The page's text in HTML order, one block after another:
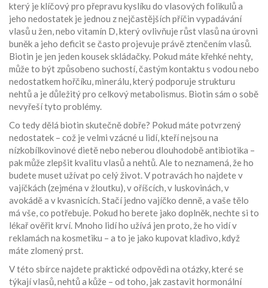
který je klíčový pro přepravu kyslíku do vlasových folikulů a
jeho nedostatek je jednou z nejčastějších příčin vypadávání
vlasů u žen, nebo vitamín D,který ovlivňuje růst vlasů na úrovni
buněk a jeho deficit se často projevuje právě ztenčením vlasů.
Biotin je jen jeden kousek skládačky. Pokud máte křehké nehty,
může to být způsobeno suchostí, častým kontaktu s vodou nebo
nedostatkem hořčíku,minerálu, který podporuje strukturu
nehtů a je důležitý pro celkový metabolismus. Biotin sám o sobě
nevyřeší tyto problémy.
Co tedy dělá biotin skutečně dobře? Pokud máte potvrzený
nedostatek – což je velmi vzácné u lidí, kteří nejsou na
nízkobílkovinové dietě nebo neberou dlouhodobě antibiotika –
pak může zlepšit kvalitu vlasů a nehtů. Ale to neznamená, že ho
budete muset užívat po celý život. V potravách ho najdete v
vajíčkách (zejména v žloutku), v oříšcích, v luskovinách, v
avokádě a v kvasnicích. Stačí jedno vajíčko denně, a vaše tělo
má vše, co potřebuje. Pokud ho berete jako doplněk, nechte si to
lékař ověřit krví. Mnoho lidí ho užívá jen proto, že ho vidí v
reklamách na kosmetiku – a to je jako kupovat kladivo, když
máte zlomený prst.
V této sbírce najdete praktické odpovědi na otázky, které se
týkají vlasů, nehtů a kůže – od toho, jak zastavit hormonální